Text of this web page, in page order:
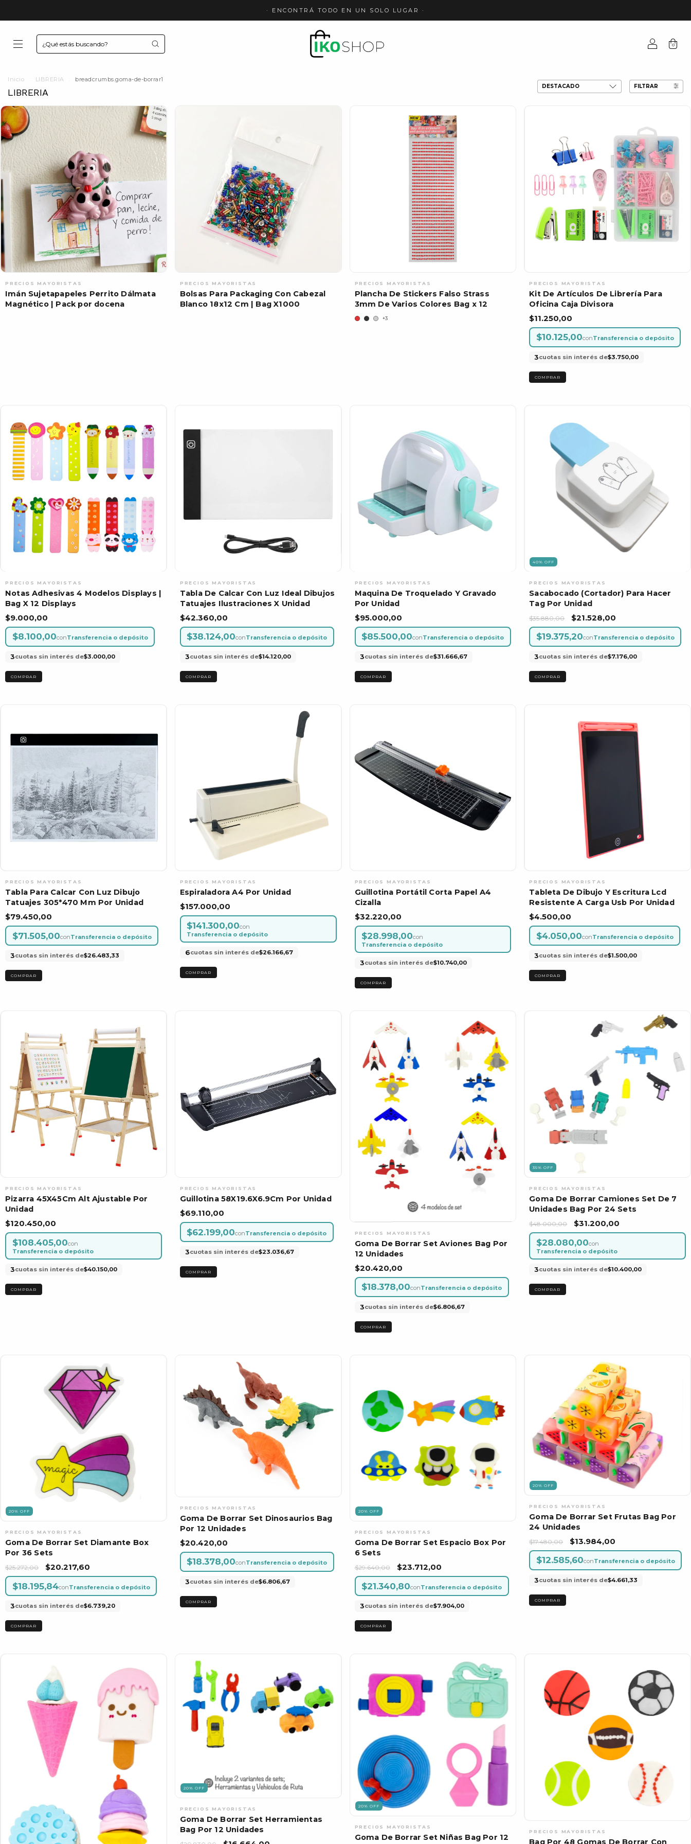
· ENCONTRÁ TODO EN UN SOLO LUGAR ·
0
Inicio LIBRERIA breadcrumbs.goma-de-borrar1
LIBRERIA
FILTRAR
Imán Sujetapapeles Perrito Dálmata
Magnético | Pack por docena
Bolsas Para Packaging Con Cabezal
Blanco 18x12 Cm | Bag X1000
Plancha De Stickers Falso Strass
3mm De Varios Colores Bag x 12
+3
Kit De Artículos De Librería Para
Oficina Caja Divisora
$11.250,00
$10.125,00conTransferencia o depósito
3cuotas sin interés de$3.750,00
Notas Adhesivas 4 Modelos Displays |
Bag X 12 Displays
$9.000,00
$8.100,00conTransferencia o depósito
3cuotas sin interés de$3.000,00
COMPRAR
Tabla De Calcar Con Luz Ideal Dibujos
Tatuajes Ilustraciones X Unidad
$42.360,00
$38.124,00conTransferencia o depósito
3cuotas sin interés de$14.120,00
Maquina De Troquelado Y Gravado
Por Unidad
$95.000,00
$85.500,00conTransferencia o depósito
3cuotas sin interés de$31.666,67
40%OFF
Sacabocado (Cortador) Para Hacer
Tag Por Unidad
$35.880,00 $21.528,00
$19.375,20conTransferencia o depósito
3cuotas sin interés de$7.176,00
Tabla Para Calcar Con Luz Dibujo
Tatuajes 305*470 Mm Por Unidad
$79.450,00
$71.505,00conTransferencia o depósito
3cuotas sin interés de$26.483,33
Espiraladora A4 Por Unidad
$157.000,00
$141.300,00con
Transferencia o depósito
6cuotas sin interés de$26.166,67
Guillotina Portátil Corta Papel A4
Cizalla
$32.220,00
$28.998,00con
Transferencia o depósito
3cuotas sin interés de$10.740,00
Tableta De Dibujo Y Escritura Lcd
Resistente A Carga Usb Por Unidad
$4.500,00
$4.050,00conTransferencia o depósito
3cuotas sin interés de$1.500,00
Pizarra 45X45Cm Alt Ajustable Por
Unidad
$120.450,00
$108.405,00con
Transferencia o depósito
3cuotas sin interés de$40.150,00
Guillotina 58X19.6X6.9Cm Por Unidad
$69.110,00
$62.199,00conTransferencia o depósito
3cuotas sin interés de$23.036,67
Goma De Borrar Set Aviones Bag Por
12 Unidades
$20.420,00
$18.378,00conTransferencia o depósito
3cuotas sin interés de$6.806,67
35%OFF
Goma De Borrar Camiones Set De 7
Unidades Bag Por 24 Sets
$48.000,00 $31.200,00
$28.080,00con
Transferencia o depósito
3cuotas sin interés de$10.400,00
20% OFF
Goma De Borrar Set Diamante Box
Por 36 Sets
$25.272,00 $20.217,60
$18.195,84conTransferencia o depósito
3cuotas sin interés de$6.739,20
Goma De Borrar Set Dinosaurios Bag
Por 12 Unidades
$20.420,00
$18.378,00conTransferencia o depósito
3cuotas sin interés de$6.806,67
20% OFF
Goma De Borrar Set Espacio Box Por
6 Sets
$29.640,00 $23.712,00
$21.340,80conTransferencia o depósito
3cuotas sin interés de$7.904,00
20%OFF
Goma De Borrar Set Frutas Bag Por
24 Unidades
$17.480,00 $13.984,00
$12.585,60conTransferencia o depósito
3cuotas sin interés de$4.661,33
20% OFF
Goma De Borrar Set Herramientas
Bag Por 12 Unidades
20% OFF
Goma De Borrar Set Niñas Bag Por 12
Bag Por 48 Gomas De Borrar Con